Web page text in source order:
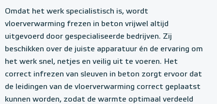
Omdat het werk specialistisch is, wordt
vloerverwarming frezen in beton vrijwel altijd
uitgevoerd door gespecialiseerde bedrijven. Zij
beschikken over de juiste apparatuur én de ervaring om
het werk snel, netjes en veilig uit te voeren. Het
correct infrezen van sleuven in beton zorgt ervoor dat
de leidingen van de vloerverwarming correct geplaatst
kunnen worden, zodat de warmte optimaal verdeeld